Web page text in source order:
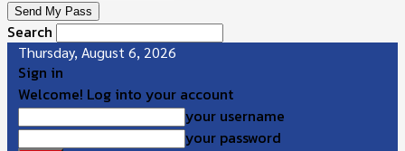
Search
Thursday, August 6, 2026
Sign in
Welcome! Log into your account
your username
your password